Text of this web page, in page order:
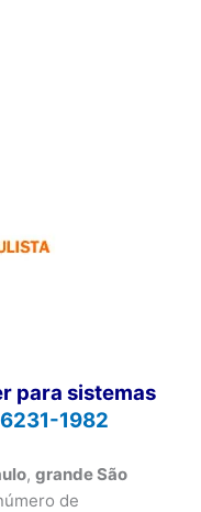
para sistemas
1982
, grande São
de